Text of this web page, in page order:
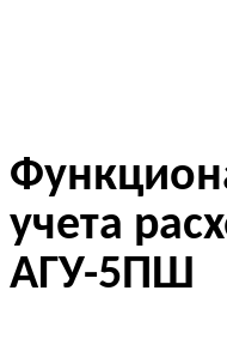
учета
АГУ-5ПШ